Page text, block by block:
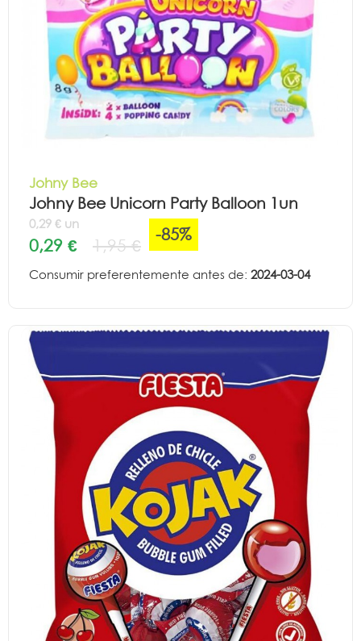
Johny Bee
Johny Bee Unicorn Party Balloon 1un
0,29 € un
0,29 € 1,95 €
-85%
Consumir preferentemente antes de: 2024-03-04